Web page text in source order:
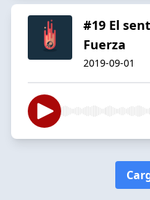
#19 El
Fuerza
2019-09-01